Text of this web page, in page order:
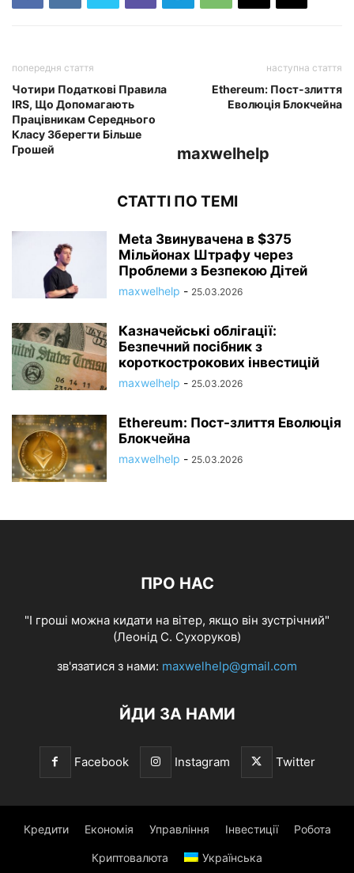
попередня стаття
Чотири Податкові Правила
IRS, Що Допомагають
Працівникам Середнього
Класу Зберегти Більше
Грошей
наступна стаття
Ethereum: Пост-злиття
Еволюція Блокчейна
maxwelhelp
СТАТТІ ПО ТЕМІ
Meta Звинувачена в $375
Мільйонах Штрафу через
Проблеми з Безпекою Дітей
maxwelhelp - 25.03.2026
Казначейські облігації:
Безпечний посібник з
короткострокових інвестицій
maxwelhelp - 25.03.2026
Ethereum: Пост-злиття Еволюція
Блокчейна
maxwelhelp - 25.03.2026
ПРО НАС
"І гроші можна кидати на вітер, якщо він зустрічний"
(Леонід С. Сухоруков)
зв'язатися з нами: maxwelhelp@gmail.com
ЙДИ ЗА НАМИ
Facebook Instagram Twitter
Кредити Економія Управління Інвестиції Робота
Криптовалюта Українська